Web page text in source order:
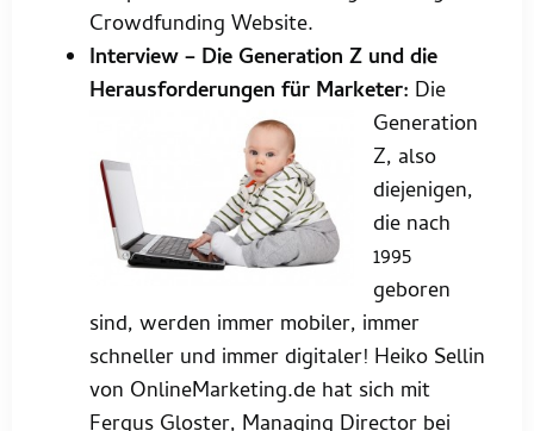
Crowdfunding Website.
Interview – Die Generation Z und die
Herausforderungen für Marketer: Die
Generation
Z, also
diejenigen,
die nach
1995
geboren
sind, werden immer mobiler, immer
schneller und immer digitaler! Heiko Sellin
von OnlineMarketing.de hat sich mit